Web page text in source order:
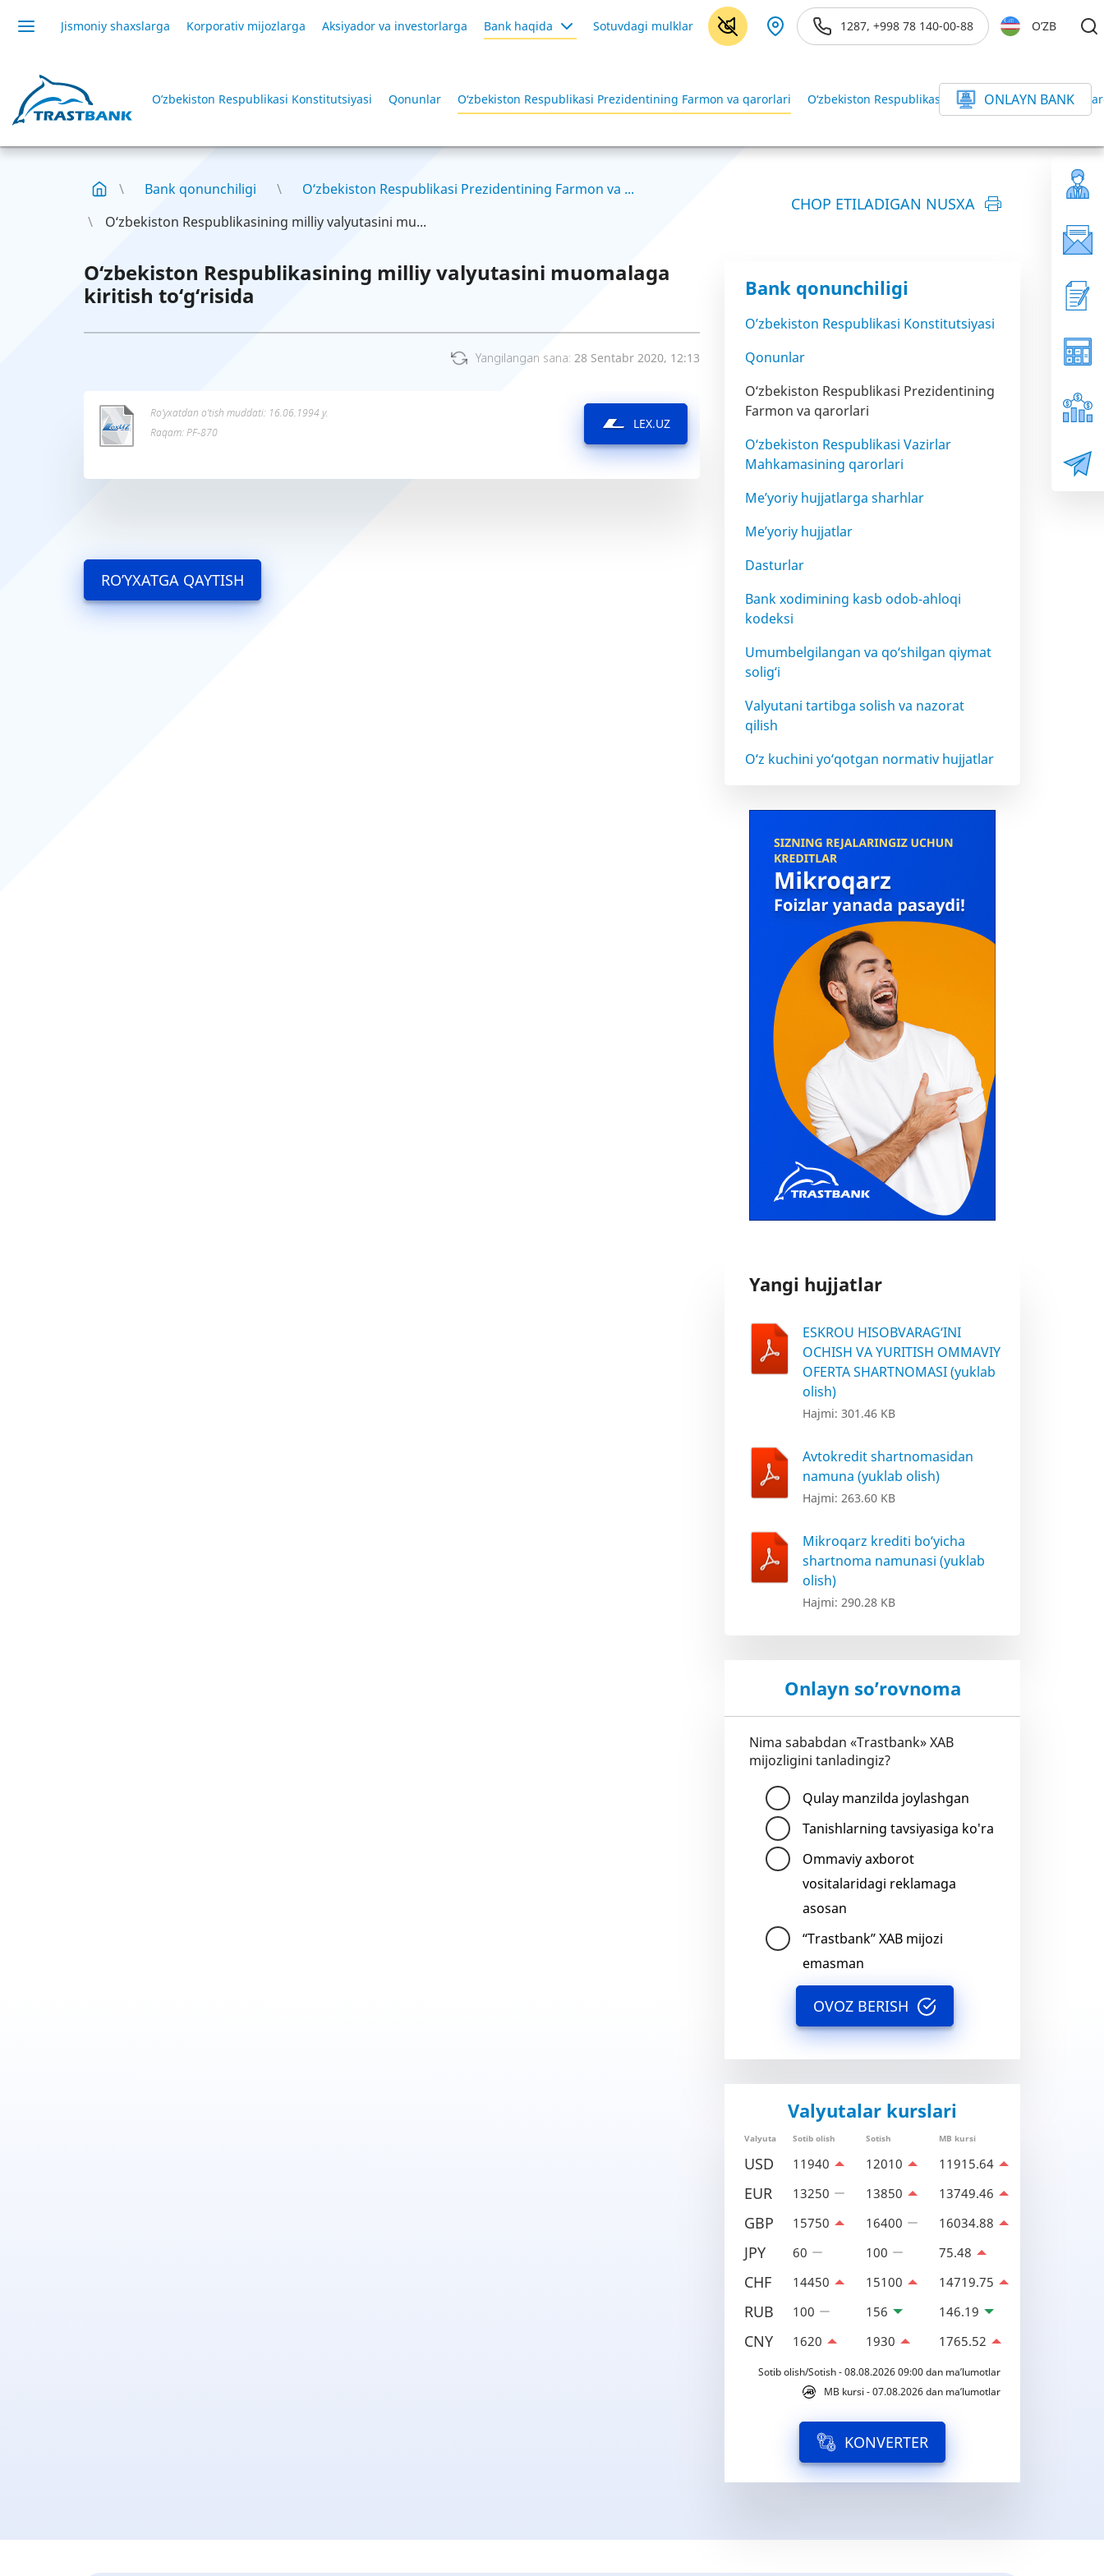
Jismoniy shaxslarga Korporativ mijozlarga Aksiyador va investorlarga Bank haqida Sotuvdagi mulklar 1287, +998 78 140-00-88 O’ZB
O’zbekiston Respublikasi Konstitutsiyasi Qonunlar O‘zbekiston Respublikasi Prezidentining Farmon va qarorlari O‘zbekiston Respublikasi Vazirlar Mahkamasining
ONLAYN BANK
Bank qonunchiligi
O‘zbekiston Respublikasi Prezidentining Farmon va ...
O‘zbekiston Respublikasining milliy valyutasini mu...
CHOP ETILADIGAN NUSXA
O‘zbekiston Respublikasining milliy valyutasini muomalaga
kiritish to‘g‘risida
Yangilangan sana: 28 Sentabr 2020, 12:13
Ro’yxatdan o’tish muddati: 16.06.1994 y.
Raqam: PF-870
LEX.UZ
RO’YXATGA QAYTISH
Bank qonunchiligi
O’zbekiston Respublikasi Konstitutsiyasi
Qonunlar
O‘zbekiston Respublikasi Prezidentining
Farmon va qarorlari
O‘zbekiston Respublikasi Vazirlar
Mahkamasining qarorlari
Me’yoriy hujjatlarga sharhlar
Me’yoriy hujjatlar
Dasturlar
Bank xodimining kasb odob-ahloqi
kodeksi
Umumbelgilangan va qo‘shilgan qiymat
solig‘i
Valyutani tartibga solish va nazorat
qilish
O‘z kuchini yo‘qotgan normativ hujjatlar
Yangi hujjatlar
ESKROU HISOBVARAG‘INI
OCHISH VA YURITISH OMMAVIY
OFERTA SHARTNOMASI (yuklab
olish)
Hajmi: 301.46 KB
Avtokredit shartnomasidan
namuna (yuklab olish)
Hajmi: 263.60 KB
Mikroqarz krediti bo‘yicha
shartnoma namunasi (yuklab
olish)
Hajmi: 290.28 KB
Onlayn so’rovnoma
Nima sababdan «Trastbank» XAB
mijozligini tanladingiz?
Qulay manzilda joylashgan
Tanishlarning tavsiyasiga ko'ra
Ommaviy axborot
vositalaridagi reklamaga
asosan
“Trastbank” XAB mijozi
emasman
OVOZ BERISH
Valyutalar kurslari
Valyuta Sotib olish Sotish MB kursi
USD 11940 12010 11915.64
EUR 13250 13850 13749.46
GBP 15750 16400 16034.88
JPY 60 100 75.48
CHF 14450 15100 14719.75
RUB 100 156 146.19
CNY 1620 1930 1765.52
Sotib olish/Sotish - 08.08.2026 09:00 dan ma’lumotlar
MB kursi - 07.08.2026 dan ma’lumotlar
KONVERTER